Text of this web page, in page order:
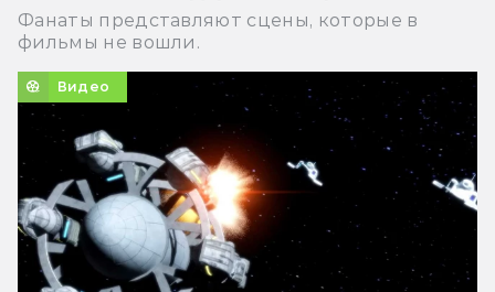
Фанаты представляют сцены, которые в
фильмы не вошли.
Видео